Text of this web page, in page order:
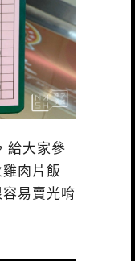
給大家參
肉片飯
易賣光唷